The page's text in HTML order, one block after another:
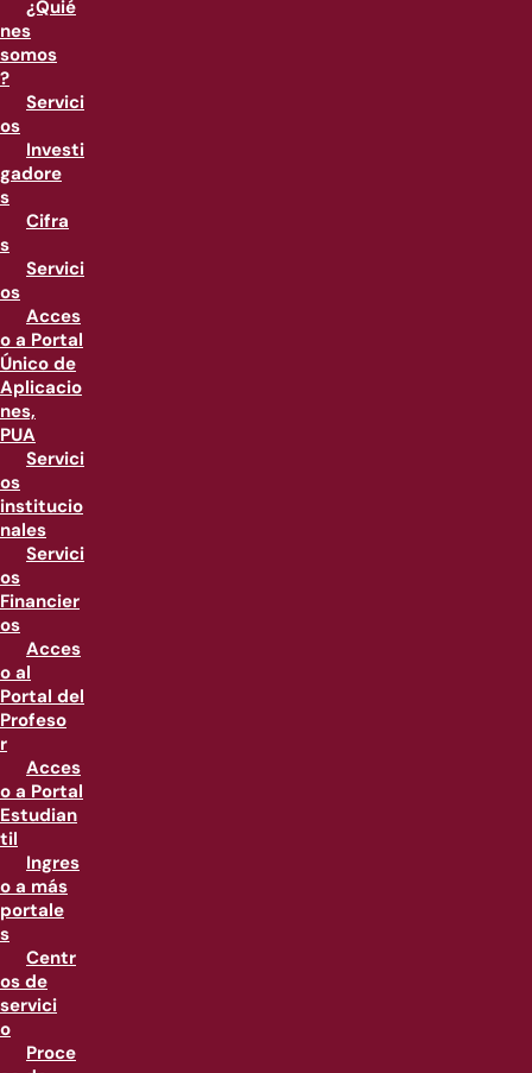
¿Quié
nes
somos
?
Servici
os
Investi
gadore
s
Cifra
s
Servici
os
Acces
o a Portal
Único de
Aplicacio
nes,
PUA
Servici
os
institucio
nales
Servici
os
Financier
os
Acces
o al
Portal del
Profeso
r
Acces
o a Portal
Estudian
til
Ingres
o a más
portale
s
Centr
os de
servici
o
Proce